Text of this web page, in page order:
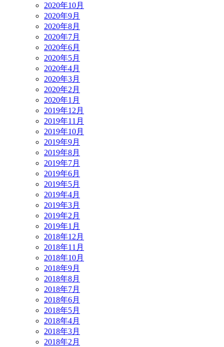
2020年10月
2020年9月
2020年8月
2020年7月
2020年6月
2020年5月
2020年4月
2020年3月
2020年2月
2020年1月
2019年12月
2019年11月
2019年10月
2019年9月
2019年8月
2019年7月
2019年6月
2019年5月
2019年4月
2019年3月
2019年2月
2019年1月
2018年12月
2018年11月
2018年10月
2018年9月
2018年8月
2018年7月
2018年6月
2018年5月
2018年4月
2018年3月
2018年2月